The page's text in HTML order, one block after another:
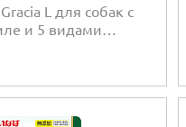
L для собак с
и 5 видами